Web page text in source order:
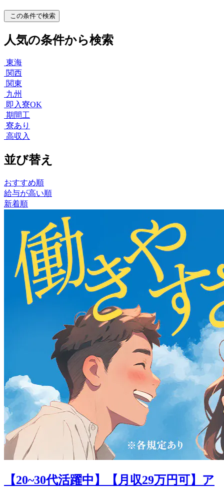
この条件で検索
人気の条件から検索
東海
関西
関東
九州
即入寮OK
期間工
寮あり
高収入
並び替え
おすすめ順
給与が高い順
新着順
【20~30代活躍中】【月収29万円可】ア